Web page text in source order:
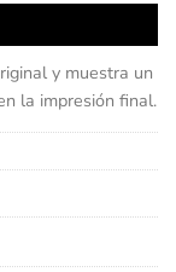
y muestra un
la impresión final.